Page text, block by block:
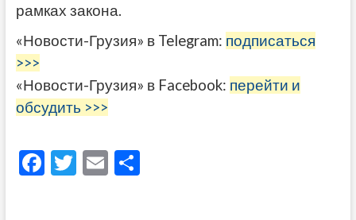
рамках закона.
«Новости-Грузия» в Telegram: подписаться
>>>
«Новости-Грузия» в Facebook: перейти и
обсудить >>>
F T E О